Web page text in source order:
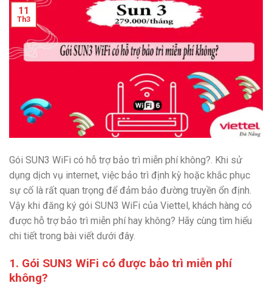
11
Th3
Gói SUN3 WiFi có hỗ trợ bảo trì miễn phí không?. Khi sử
dụng dịch vụ internet, việc bảo trì định kỳ hoặc khắc phục
sự cố là rất quan trọng để đảm bảo đường truyền ổn định.
Vậy khi đăng ký gói SUN3 WiFi của Viettel, khách hàng có
được hỗ trợ bảo trì miễn phí hay không? Hãy cùng tìm hiểu
chi tiết trong bài viết dưới đây.
1. Gói SUN3 WiFi có được bảo trì miễn phí
không?